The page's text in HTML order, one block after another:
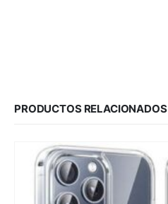
PRODUCTOS RELACIONADOS